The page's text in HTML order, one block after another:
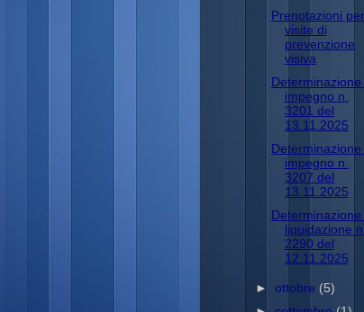
Prenotazioni
visite di
prevenzione
visiva
Determinazione
impegno n.
3201 del
13.11.2025
Determinazione
impegno n.
3207 del
13.11.2025
Determinazione
liquidazione
2290 del
12.11.2025
► ottobre (5)